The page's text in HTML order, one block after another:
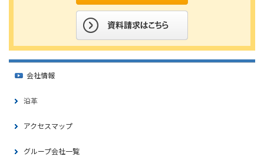
会社情報
沿革
アクセスマップ
グループ会社一覧